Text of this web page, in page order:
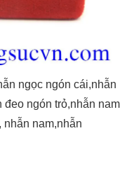
ngọc ngón cái,nhẫn
đeo ngón trỏ,nhẫn nam
nhẫn nam,nhẫn